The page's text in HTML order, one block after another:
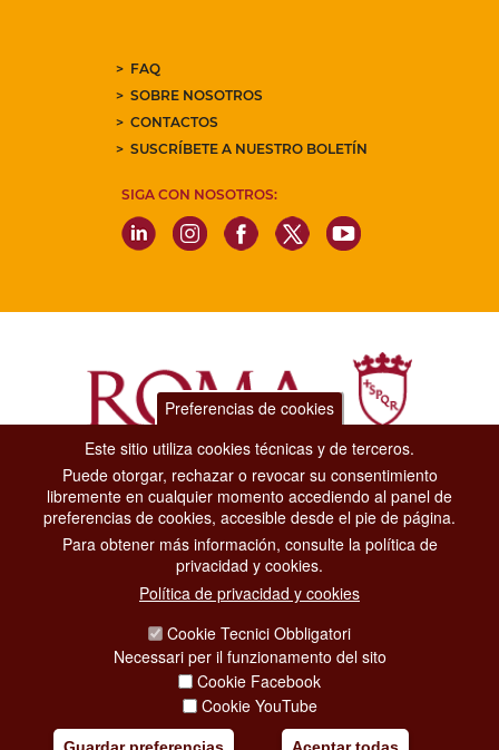
FAQ
SOBRE NOSOTROS
CONTACTOS
SUSCRÍBETE A NUESTRO BOLETÍN
SIGA CON NOSOTROS:
Dipartimento Grandi Eventi, Sport, Turismo e Moda.
Via di San Basilio, 51
00187 Roma
CONTACT CENTER TEL. 06 06 08
CONTATTA LA REDAZIONE
SOCIAL MEDIA POLICY
Preferencias de cookies
Este sitio utiliza cookies técnicas y de terceros.
Puede otorgar, rechazar o revocar su consentimiento
libremente en cualquier momento accediendo al panel de
preferencias de cookies, accesible desde el pie de página.
Para obtener más información, consulte la política de
privacidad y cookies.
Política de privacidad y cookies
Cookie Tecnici Obbligatori
Necessari per il funzionamento del sito
Cookie Facebook
Cookie YouTube